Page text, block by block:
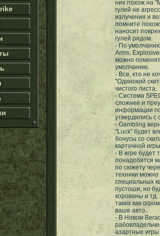
них похож на
гулей не
излучения и
помните
наносит
гулей рядом.
- По умолчанию
Arms,
можно
умолчанию.
- Все, кто не
"Одинокий
чистого листа.
- Система
сложнее и
информации
утвердились
- Gambling
"Luck" будет
бонусы со
карточной
- В игре будет
понадобятся
по сюжету
техники можно
специальных
пустоши, но
корованы и
таких как
ваше авто.
- В Новом
азартные игры